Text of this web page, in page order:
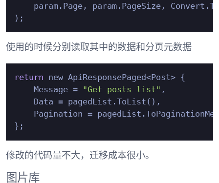
param.Page, param.PageSize,
使用的时候分别读取其中的数据和分页元数据
return new ApiResponsePaged<Post> {
    Message =
"Get posts list" ,
    Data = pagedList.ToList(),
Pagination =
修改的代码量不大，迁移成本很小。
图片库